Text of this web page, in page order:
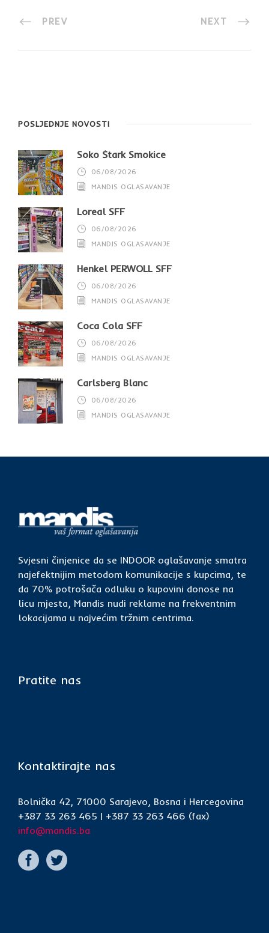
PREV NEXT
POSLJEDNJE NOVOSTI
Soko Štark Smokice
06/08/2026
MANDIS OGLASAVANJE
Loreal SFF
06/08/2026
MANDIS OGLASAVANJE
Henkel PERWOLL SFF
06/08/2026
MANDIS OGLASAVANJE
Coca Cola SFF
06/08/2026
MANDIS OGLASAVANJE
Carlsberg Blanc
06/08/2026
MANDIS OGLASAVANJE
Svjesni činjenice da se INDOOR oglašavanje smatra
najefektnijim metodom komunikacije s kupcima, te
da 70% potrošača odluku o kupovini donose na
licu mjesta, Mandis nudi reklame na frekventnim
lokacijama u najvećim tržnim centrima.
Pratite nas
Kontaktirajte nas
Bolnička 42, 71000 Sarajevo, Bosna i Hercegovina
+387 33 263 465 | +387 33 263 466 (fax)
info@mandis.ba